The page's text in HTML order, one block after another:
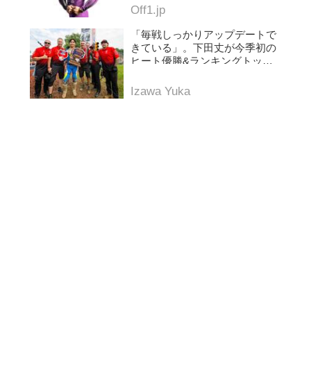
Off1.jp
「毎戦しっかりアップデートで
きている」。下田丈が今季初の
ヒート優勝&ランキングトップ
5戦レッドバッド
Izawa Yuka